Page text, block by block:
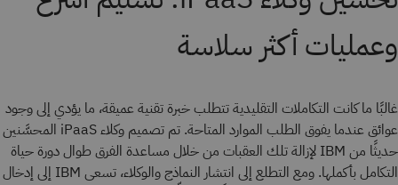
وعمليات أكثر سلاسة
غالبًا ما كانت التكاملات التقليدية تتطلب خبرة تقنية عميقة، ما يؤدي إلى وجود
عوائق عندما يفوق الطلب الموارد المتاحة. تم تصميم وكلاء iPaaS المحسَّنين
حديثًا من IBM لإزالة تلك العقبات من خلال مساعدة الفرق طوال دورة حياة
التكامل بأكملها. ومع التطلع إلى انتشار النماذج والوكلاء، تسعى IBM إلى إدخال